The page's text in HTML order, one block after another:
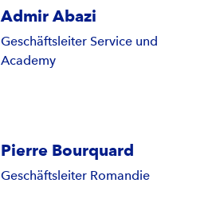
Admir Abazi
Geschäftsleiter Service und
Academy
Pierre Bourquard
Geschäftsleiter Romandie